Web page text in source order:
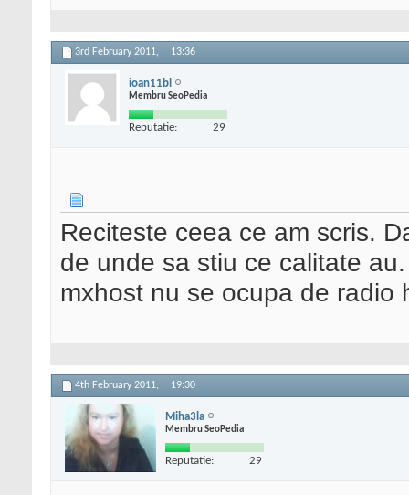
3rd February 2011, 13:36
ioan11bl
Membru SeoPedia
Reputatie: 29
Reciteste ceea ce am scris.
de unde sa stiu ce calitate au.
mxhost nu se ocupa de radio
4th February 2011, 19:30
Miha3la
Membru SeoPedia
Reputatie: 29